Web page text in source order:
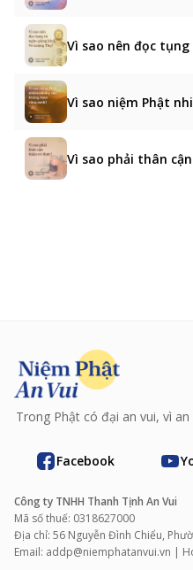
Vì sao phải thân
Trong Phật có đại an vui, vì
Facebook
Công ty TNHH Thanh Tịnh An Vui
Mã số thuế: 0318627000
Địa chỉ: 56 Nguyễn Đình Chiểu,
Email: addp@niemphatanvui.vn |